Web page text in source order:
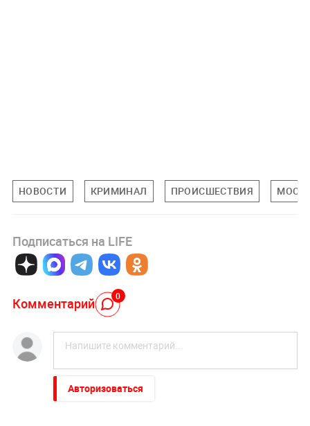
НОВОСТИ КРИМИНАЛ ПРОИСШЕСТВИЯ
Подписаться на LIFE
Комментарий 0
Авторизоваться